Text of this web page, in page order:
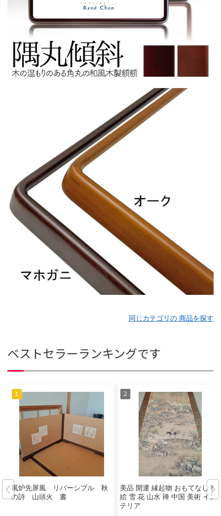
同じカテゴリの 商品を探す
ベストセラーランキングです
風炉先屏風 リバーシブル 秋
の詩 山頭火 書
美品 開運 縁起物 おもてなし 軸
絵 雪 花 山水 禅 中国 美術 イン
テリア